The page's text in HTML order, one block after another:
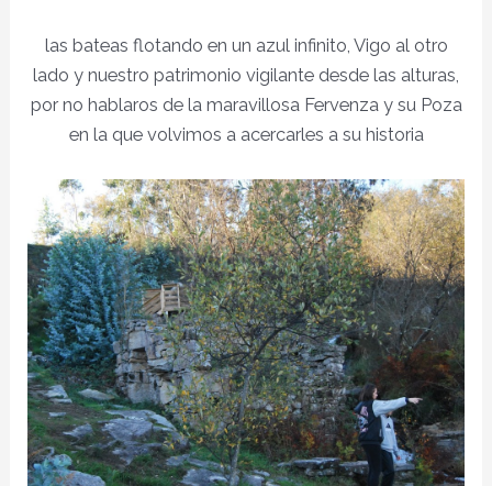
las bateas flotando en un azul infinito, Vigo al otro
lado y nuestro patrimonio vigilante desde las alturas,
por no hablaros de la maravillosa Fervenza y su Poza
en la que volvimos a acercarles a su historia